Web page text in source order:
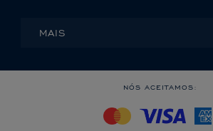
MAIS
NÓS ACEITAMOS: